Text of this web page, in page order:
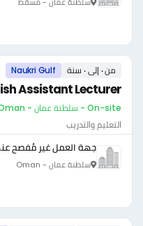
من ٠ إلى ٠ سنة Naukri Gulf
Assistant Lecturer
On-site - سلطنة عمان - Oman
التعليم والتدريب
جهة العمل غير مُفصح
سلطنة عمان - Oman